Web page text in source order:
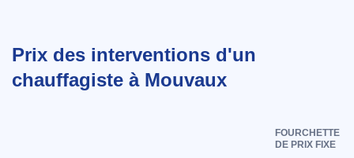
Prix des interventions d'un
chauffagiste à Mouvaux
FOURCHETTE
DE PRIX FIXE